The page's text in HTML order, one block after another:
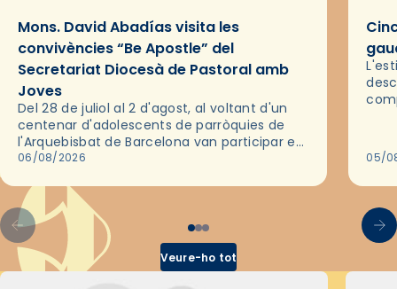
Mons. David Abadías visita les
convivències “Be Apostle” del
Secretariat Diocesà de Pastoral amb
Joves
Del 28 de juliol al 2 d'agost, al voltant d'un
centenar d'adolescents de parròquies de
l'Arquebisbat de Barcelona van participar en
les convivències Be Apostle, organitzades
06/08/2026 05/
Veure-ho tot